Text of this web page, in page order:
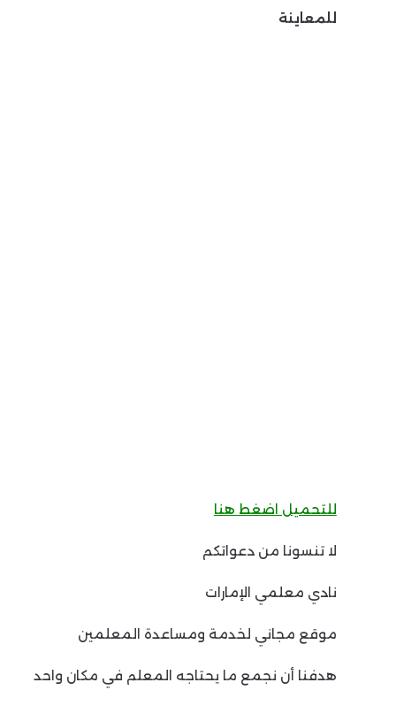
للمعاينة
للتحميل اضغط هنا
لا تنسونا من دعواتكم
نادي معلمي الإمارات
موقع مجاني لخدمة ومساعدة المعلمين
هدفنا أن نجمع ما يحتاجه المعلم في مكان واحد